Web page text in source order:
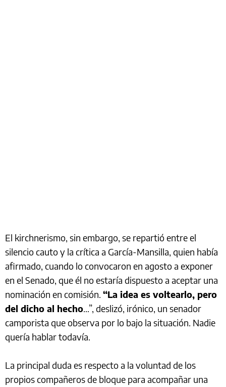
El kirchnerismo, sin embargo, se repartió entre el
silencio cauto y la crítica a García-Mansilla, quien había
afirmado, cuando lo convocaron en agosto a exponer
en el Senado, que él no estaría dispuesto a aceptar una
nominación en comisión. “La idea es voltearlo, pero
del dicho al hecho…”, deslizó, irónico, un senador
camporista que observa por lo bajo la situación. Nadie
quería hablar todavía.
La principal duda es respecto a la voluntad de los
propios compañeros de bloque para acompañar una